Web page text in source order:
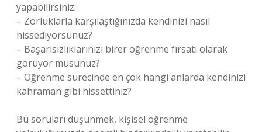
yapabilirsiniz:
– Zorluklarla karşılaştığınızda kendinizi nasıl
hissediyorsunuz?
– Başarısızlıklarınızı birer öğrenme fırsatı olarak
görüyor musunuz?
– Öğrenme sürecinde en çok hangi anlarda kendinizi
kahraman gibi hissettiniz?
Bu soruları düşünmek, kişisel öğrenme